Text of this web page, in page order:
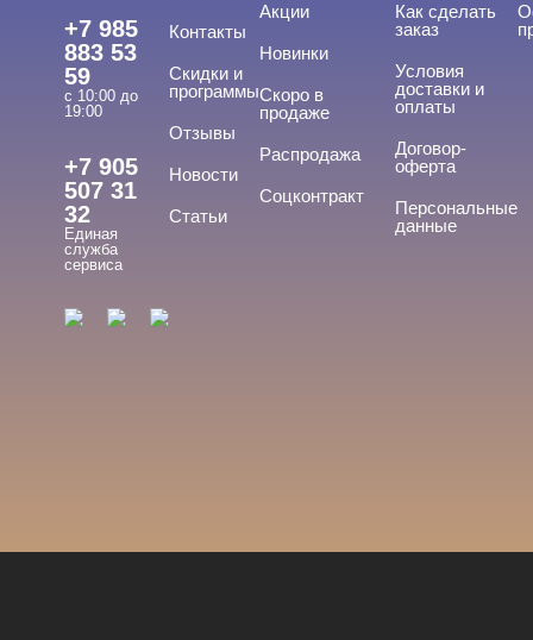
+7 985
883 53
59
с 10:00 до
19:00
+7 905
507 31
32
Единая
служба
сервиса
Контакты
Скидки и
программы
Отзывы
Новости
Статьи
Акции
Новинки
Скоро в
продаже
Распродажа
Соцконтракт
Как сделать
заказ
Условия
доставки и
оплаты
Договор-
оферта
Персональные
данные